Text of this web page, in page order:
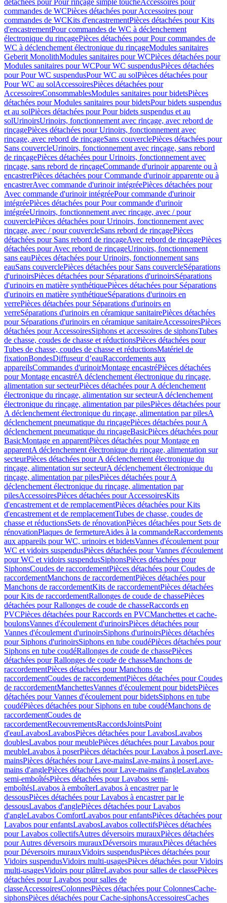
détachées pour Pour rinçage simple toucheAccessoires pour
commandes de WCPièces détachées pour Accessoires pour
commandes de WCKits d'encastrementPièces détachées pour Kits
d'encastrementPour commandes de WC à déclenchement
électronique du rinçagePièces détachées pour Pour commandes de
WC à déclenchement électronique du rinçageModules sanitaires
Geberit MonolithModules sanitaires pour WCPièces détachées pour
Modules sanitaires pour WCPour WC suspendusPièces détachées
pour Pour WC suspendusPour WC au solPièces détachées pour
Pour WC au solAccessoiresPièces détachées pour
AccessoiresConsommablesModules sanitaires pour bidetsPièces
détachées pour Modules sanitaires pour bidetsPour bidets suspendus
et au solPièces détachées pour Pour bidets suspendus et au
solUrinoirsUrinoirs, fonctionnement avec rinçage, avec rebord de
rinçagePièces détachées pour Urinoirs, fonctionnement avec
rinçage, avec rebord de rinçageSans couverclePièces détachées pour
Sans couvercleUrinoirs, fonctionnement avec rinçage, sans rebord
de rinçagePièces détachées pour Urinoirs, fonctionnement avec
rinçage, sans rebord de rinçageCommande d'urinoir apparente ou à
encastrerPièces détachées pour Commande d'urinoir apparente ou à
encastrerAvec commande d'urinoir intégréePièces détachées pour
Avec commande d'urinoir intégréePour commande d'urinoir
intégréePièces détachées pour Pour commande d'urinoir
intégréeUrinoirs, fonctionnement avec rinçage, avec / pour
couverclePièces détachées pour Urinoirs, fonctionnement avec
rinçage, avec / pour couvercleSans rebord de rinçagePièces
détachées pour Sans rebord de rinçageAvec rebord de rinçagePièces
détachées pour Avec rebord de rinçageUrinoirs, fonctionnement
sans eauPièces détachées pour Urinoirs, fonctionnement sans
eauSans couverclePièces détachées pour Sans couvercleSéparations
d'urinoirsPièces détachées pour Séparations d'urinoirsSéparations
d'urinoirs en matière synthétiquePièces détachées pour Séparations
d'urinoirs en matière synthétiqueSéparations d'urinoirs en
verrePièces détachées pour Séparations d'urinoirs en
verreSéparations d'urinoirs en céramique sanitairePièces détachées
pour Séparations d'urinoirs en céramique sanitaireAccessoiresPièces
détachées pour AccessoiresSiphons et accessoires de siphonsTubes
de chasse, coudes de chasse et réductionsPièces détachées pour
Tubes de chasse, coudes de chasse et réductionsMatériel de
fixationBondesDiffuseur d’eauRaccordements aux
appareilsCommandes d'urinoirMontage encastréPièces détachées
pour Montage encastréA déclenchement électronique du rinçage,
alimentation sur secteurPièces détachées pour A déclenchement
électronique du rinçage, alimentation sur secteurA déclenchement
électronique du rinçage, alimentation par pilesPièces détachées pour
A déclenchement électronique du rinçage, alimentation par pilesA
déclenchement pneumatique du rinçagePièces détachées pour A
déclenchement pneumatique du rinçageBasicPièces détachées pour
BasicMontage en apparentPièces détachées pour Montage en
apparentA déclenchement électronique du rinçage, alimentation sur
secteurPièces détachées pour A déclenchement électronique du
rinçage, alimentation sur secteurA déclenchement électronique du
rinçage, alimentation par pilesPièces détachées pour A
déclenchement électronique du rinçage, alimentation par
pilesAccessoiresPièces détachées pour AccessoiresKits
d'encastrement et de remplacementPièces détachées pour Kits
d'encastrement et de remplacementTubes de chasse, coudes de
chasse et réductionsSets de rénovationPièces détachées pour Sets de
rénovationPlaques de fermetureAides à la commandeRaccordements
aux appareils pour WC, urinoirs et bidetsVannes d'écoulement pour
WC et vidoirs suspendusPièces détachées pour Vannes d'écoulement
pour WC et vidoirs suspendusSiphonsPièces détachées pour
SiphonsCoudes de raccordementPièces détachées pour Coudes de
raccordementManchons de raccordementPièces détachées pour
Manchons de raccordementKits de raccordementPièces détachées
pour Kits de raccordementRallonges de coude de chassePièces
détachées pour Rallonges de coude de chasseRaccords en
PVCPièces détachées pour Raccords en PVCManchettes et cache-
boulonsVannes d'écoulement d'urinoirsPièces détachées pour
Vannes d'écoulement d'urinoirsSiphons d'urinoirsPièces détachées
pour Siphons d'urinoirsSiphons en tube coudéPièces détachées pour
Siphons en tube coudéRallonges de coude de chassePièces
détachées pour Rallonges de coude de chasseManchons de
raccordementPièces détachées pour Manchons de
raccordementCoudes de raccordementPièces détachées pour Coudes
de raccordementManchettesVannes d'écoulement pour bidetsPièces
détachées pour Vannes d'écoulement pour bidetsSiphons en tube
coudéPièces détachées pour Siphons en tube coudéManchons de
raccordementCoudes de
raccordementRecouvrementsRaccordsJointsPoint
d'eauLavabosLavabosPièces détachées pour LavabosLavabos
doublesLavabos pour meublePièces détachées pour Lavabos pour
meubleLavabos à poserPièces détachées pour Lavabos à poserLave-
mainsPièces détachées pour Lave-mainsLave-mains à poserLave-
mains d'anglePièces détachées pour Lave-mains d'angleLavabos
semi-emboîtésPièces détachées pour Lavabos semi-
emboîtésLavabos à emboîterLavabos à encastrer par le
dessousPièces détachées pour Lavabos à encastrer par le
dessousLavabos d'anglePièces détachées pour Lavabos
d'angleLavabos ComfortLavabos pour enfantsPièces détachées pour
Lavabos pour enfantsLavabosLavabos collectifsPièces détachées
pour Lavabos collectifsAutres déversoirs murauxPièces détachées
pour Autres déversoirs murauxDéversoirs murauxPièces détachées
pour Déversoirs murauxVidoirs suspendusPièces détachées pour
Vidoirs suspendusVidoirs multi-usagesPièces détachées pour Vidoirs
multi-usagesVidoirs pour plâtreLavabos pour salles de classePièces
détachées pour Lavabos pour salles de
classeAccessoiresColonnesPièces détachées pour ColonnesCache-
siphonsPièces détachées pour Cache-siphonsAccessoiresCaches